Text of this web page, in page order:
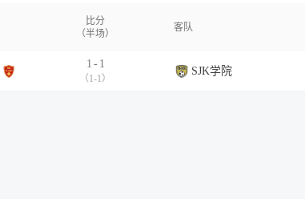
比分
（半场）
客队
1 - 1
（1-1）
SJK学院